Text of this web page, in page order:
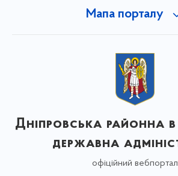
Мапа порталу
Дніпровська районна в
державна
офіційний вебпортал